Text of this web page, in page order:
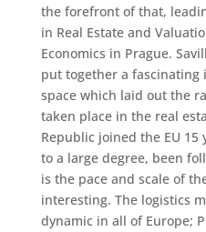
the forefront of that,
in Real Estate and
Economics in Prague.
put together a
space which laid out the
taken place in the real
Republic joined the EU 15
to a large degree, been
is the pace and scale of
interesting. The logistics
dynamic in all of Europe;